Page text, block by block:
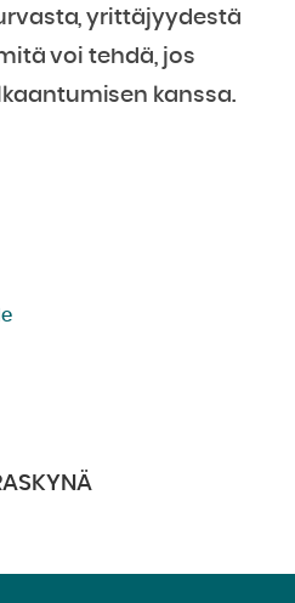
yrittäjyydestä
voi tehdä, jos
kanssa.